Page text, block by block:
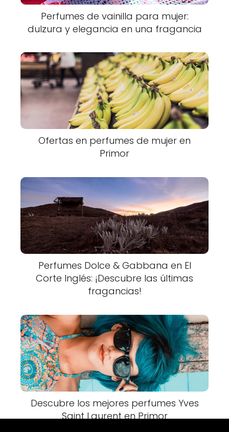
Perfumes de vainilla para mujer:
dulzura y elegancia en una fragancia
Ofertas en perfumes de mujer en
Primor
Perfumes Dolce & Gabbana en El
Corte Inglés: ¡Descubre las últimas
fragancias!
Descubre los mejores perfumes Yves
Saint Laurent en Primor